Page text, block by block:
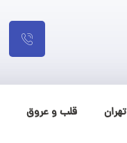
قلب و عروق